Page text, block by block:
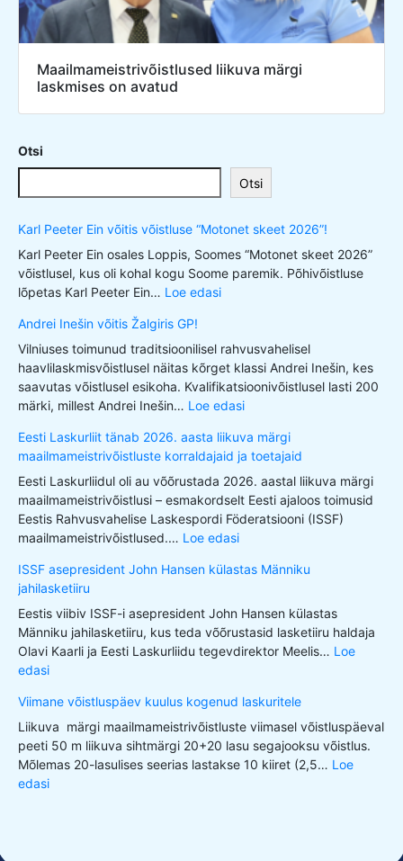
Maailmameistrivõistlused liikuva märgi
laskmises on avatud
Otsi
Otsi
Karl Peeter Ein võitis võistluse “Motonet skeet 2026”!
Karl Peeter Ein osales Loppis, Soomes “Motonet skeet 2026”
võistlusel, kus oli kohal kogu Soome paremik. Põhivõistluse
lõpetas Karl Peeter Ein… Loe edasi
Andrei Inešin võitis Žalgiris GP!
Vilniuses toimunud traditsioonilisel rahvusvahelisel
haavlilaskmisvõistlusel näitas kõrget klassi Andrei Inešin, kes
saavutas võistlusel esikoha. Kvalifikatsioonivõistlusel lasti 200
märki, millest Andrei Inešin… Loe edasi
Eesti Laskurliit tänab 2026. aasta liikuva märgi
maailmameistrivõistluste korraldajaid ja toetajaid
Eesti Laskurliidul oli au võõrustada 2026. aastal liikuva märgi
maailmameistrivõistlusi – esmakordselt Eesti ajaloos toimusid
Eestis Rahvusvahelise Laskespordi Föderatsiooni (ISSF)
maailmameistrivõistlused.… Loe edasi
ISSF asepresident John Hansen külastas Männiku
jahilasketiiru
Eestis viibiv ISSF-i asepresident John Hansen külastas
Männiku jahilasketiiru, kus teda võõrustasid lasketiiru haldaja
Olavi Kaarli ja Eesti Laskurliidu tegevdirektor Meelis… Loe
edasi
Viimane võistluspäev kuulus kogenud laskuritele
Liikuva märgi maailmameistrivõistluste viimasel võistluspäeval
peeti 50 m liikuva sihtmärgi 20+20 lasu segajooksu võistlus.
Mõlemas 20-lasulises seerias lastakse 10 kiiret (2,5… Loe
edasi